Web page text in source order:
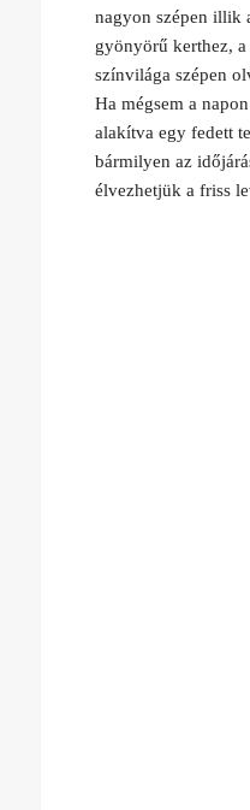
nagyon szépen illik
gyönyörű kerthez,
színvilága szépen
Ha mégsem a
alakítva egy fedett
bármilyen az
élvezhetjük a friss